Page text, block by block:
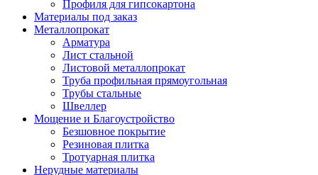
Профиля для гипсокартона
Материалы под заказ
Металлопрокат
Арматура
Лист стальной
Листовой металлопрокат
Труба профильная прямоугольная
Трубы стальные
Швеллер
Мощение и Благоустройство
Безшовное покрытие
Резиновая плитка
Тротуарная плитка
Нерудные материалы